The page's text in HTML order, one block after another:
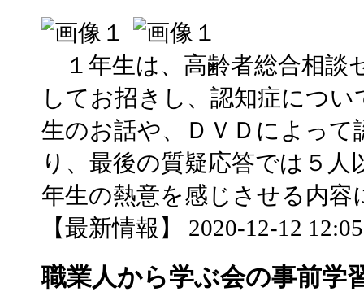
１年生は、高齢者総合相談
してお招きし、認知症につ
生のお話や、ＤＶＤによっ
り、最後の質疑応答では５
年生の熱意を感じさせる内容
【最新情報】 2020-12-12
職業人から学ぶ会の事前学